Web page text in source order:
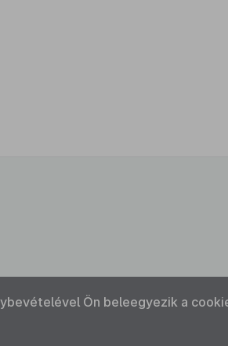
Ön beleegyezik a